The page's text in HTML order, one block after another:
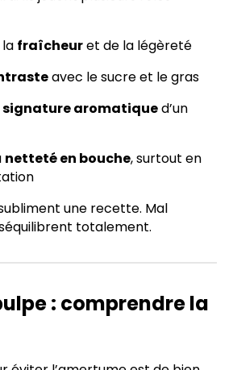
fraîcheuret de la légèreté
avec le sucre et le gras
signature aromatiqued’un
netteté en bouche, surtout en
une recette. Mal
totalement.
: comprendre la